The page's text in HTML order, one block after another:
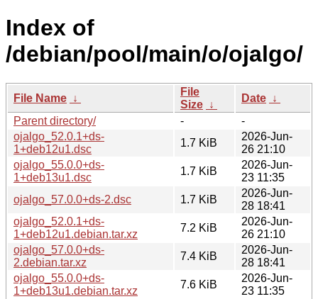
Index of
/debian/pool/main/o/ojalgo/
File Name ↓
File
Size ↓
Date ↓
Parent directory/
-
-
ojalgo_52.0.1+ds-
1+deb12u1.dsc
1.7 KiB
2026-Jun-
26 21:10
ojalgo_55.0.0+ds-
1+deb13u1.dsc
1.7 KiB
2026-Jun-
23 11:35
ojalgo_57.0.0+ds-2.dsc
1.7 KiB
2026-Jun-
28 18:41
ojalgo_52.0.1+ds-
1+deb12u1.debian.tar.xz
7.2 KiB
2026-Jun-
26 21:10
ojalgo_57.0.0+ds-
2.debian.tar.xz
7.4 KiB
2026-Jun-
28 18:41
ojalgo_55.0.0+ds-
1+deb13u1.debian.tar.xz
7.6 KiB
2026-Jun-
23 11:35